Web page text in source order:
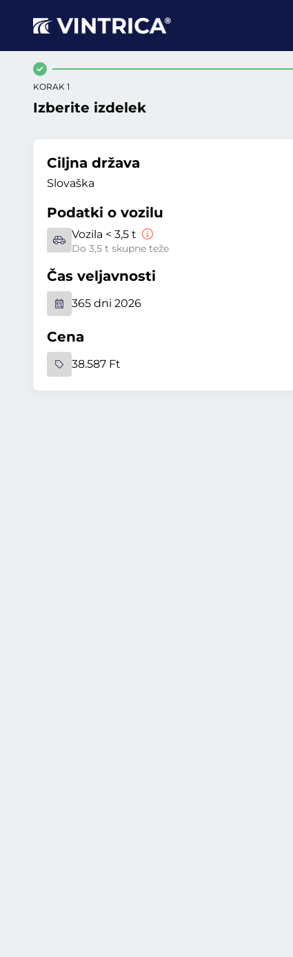
KORAK 1
Izberite izdelek
Ciljna država
Slovaška
Podatki o vozilu
Vozila < 3,5 t
Do 3,5 t skupne teže
Čas veljavnosti
365 dni 2026
Cena
38.587 Ft